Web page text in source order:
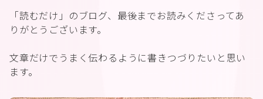
「読むだけ」のブログ、最後までお読みくださってあ
りがとうございます。
文章だけでうまく伝わるように書きつづりたいと思い
ます。